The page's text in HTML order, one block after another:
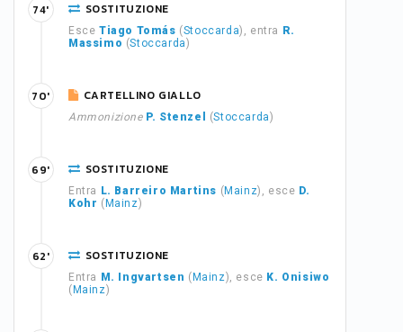
SOSTITUZIONE
Esce Tiago Tomás (Stoccarda), entra
R.
Massimo (Stoccarda)
74'
CARTELLINO GIALLO
Ammonizione P. Stenzel (Stoccarda)
70'
SOSTITUZIONE
Entra L. Barreiro Martins ( Mainz), esce D.
Kohr ( Mainz)
69'
SOSTITUZIONE
Entra M. Ingvartsen ( Mainz), esce K. Onisiwo
( Mainz)
62'